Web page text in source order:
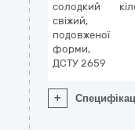
солодкий
свіжий,
подовженої
форми,
ДСТУ 2659
+